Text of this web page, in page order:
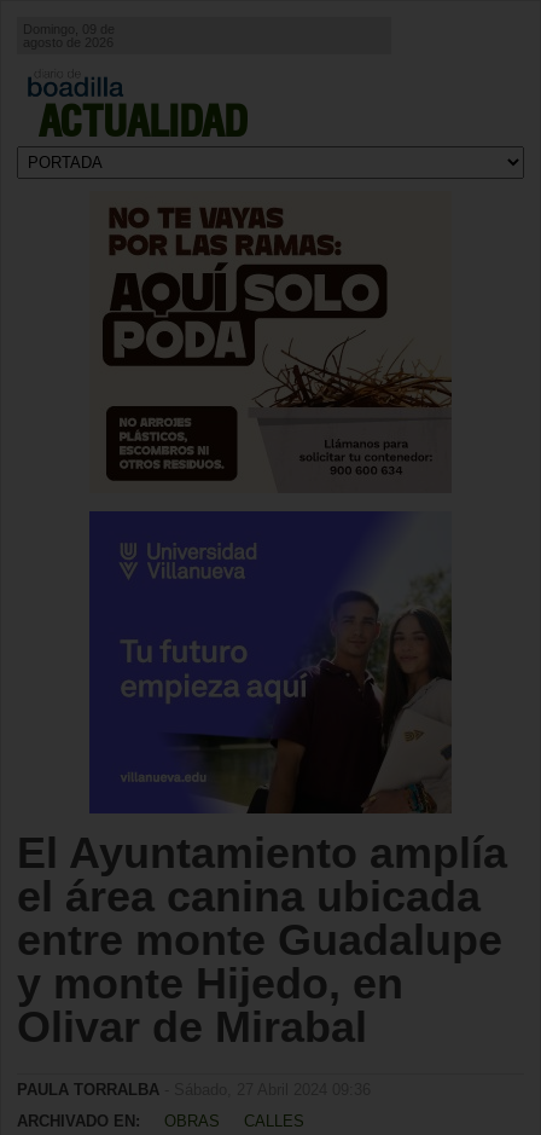
ACTUALIDAD
Domingo, 09 de
agosto de 2026
El Ayuntamiento amplía
el área canina ubicada
entre monte Guadalupe
y monte Hijedo, en
Olivar de Mirabal
PAULA TORRALBA
ARCHIVADO EN:
OBRAS
CALLES